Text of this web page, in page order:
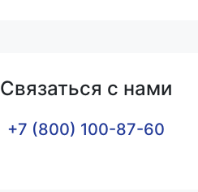
Связаться с нами
+7 (800) 100-87-60